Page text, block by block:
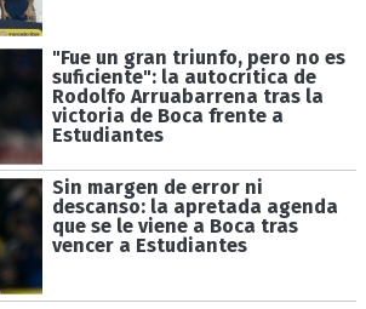
"Fue un gran triunfo, pero no es
suficiente": la autocrítica de
Rodolfo Arruabarrena tras la
victoria de Boca frente a
Estudiantes
Sin margen de error ni
descanso: la apretada agenda
que se le viene a Boca tras
vencer a Estudiantes